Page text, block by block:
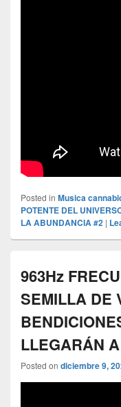
Posted in Musica
POTENTE DEL
LA ABUNDANCIA #2 |
963Hz
SEMILLA DE
LLEGARÁN
Posted on diciembre 9,